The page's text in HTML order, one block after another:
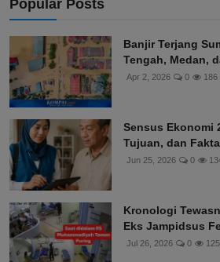
Popular Posts
Banjir Terjang
Tengah, Medan,
Apr 2, 2026 0 186
Sensus Ekonomi
Tujuan, dan
Jun 25, 2026 0
Kronologi
Eks Jampidsus
Jul 26, 2026 0 125